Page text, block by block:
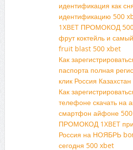
идентификация как
идентификацию 500
1XBET ПРОМОКОД
фрут коктейль и
fruit blast 500 xbet
Как
паспорта полная
клик Россия Казахстан
Как
телефоне скачать на
смартфон айфоне
ПРОМОКОД 1XBET
Россия на НОЯБРЬ
сегодня 500 xbet